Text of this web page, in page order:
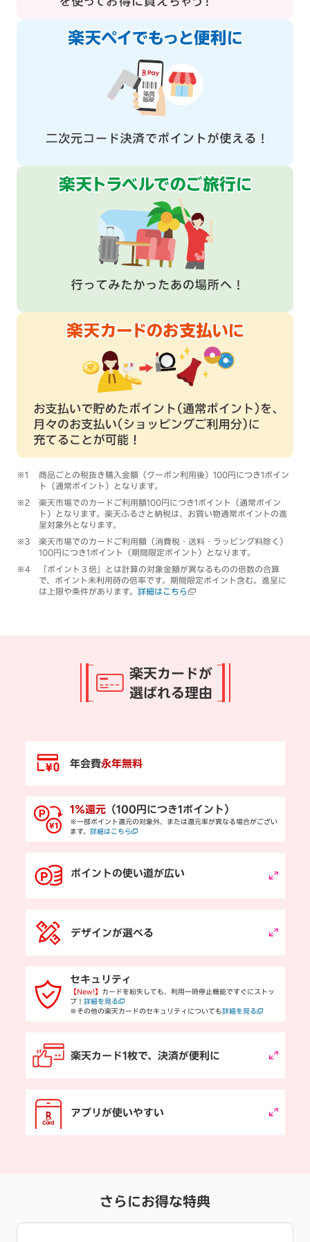
商品ごとの税抜き購入金額（クーポン利用後）100円につき1ポイン
ト（通常ポイント）となります。
楽天市場でのカードご利用額100円につき1ポイント（通常ポイン
ト）となります。楽天ふるさと納税は、お買い物通常ポイントの進
呈対象外となります。
楽天市場でのカードご利用額（消費税・送料・ラッピング料除く）
100円につき1ポイント（期間限定ポイント）となります。
「ポイント３倍」とは計算の対象金額が異なるものの倍数の合算
で、ポイント未利用時の倍率です。期間限定ポイント含む。進呈に
は上限や条件があります。 詳細はこちら
楽天カードが
選ばれる理由
年会費永年無料
1％還元（100円につき1ポイント）
※一部ポイント還元の対象外、または還元率が異なる場合がござい
ます。 詳細はこちら
ポイントの使い道が広い
デザインが選べる
セキュリティ
【New!】
カードを紛失しても、利用一時停止機能ですぐにストッ
プ！ 詳細を見る
※その他の楽天カードのセキュリティについても詳細を見る
楽天カード1枚で、決済が便利に
アプリが使いやすい
さらにお得な特典